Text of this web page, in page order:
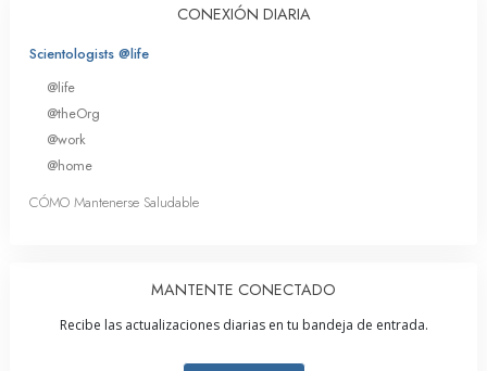
CONEXIÓN DIARIA
Scientologists @life
@life
@theOrg
@work
@home
CÓMO Mantenerse Saludable
MANTENTE CONECTADO
Recibe las actualizaciones diarias en tu bandeja de entrada.